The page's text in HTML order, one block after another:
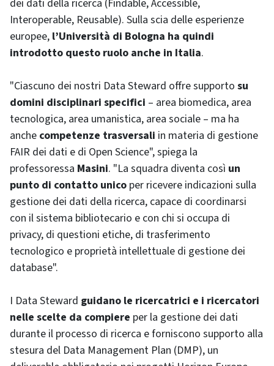
dei dati della ricerca (Findable, Accessible,
Interoperable, Reusable). Sulla scia delle esperienze
europee, l’Università di Bologna ha quindi
introdotto questo ruolo anche in Italia.
"Ciascuno dei nostri Data Steward offre supporto su
domini disciplinari specifici – area biomedica, area
tecnologica, area umanistica, area sociale – ma ha
anche competenze trasversali in materia di gestione
FAIR dei dati e di Open Science", spiega la
professoressa Masini. "La squadra diventa così un
punto di contatto unico per ricevere indicazioni sulla
gestione dei dati della ricerca, capace di coordinarsi
con il sistema bibliotecario e con chi si occupa di
privacy, di questioni etiche, di trasferimento
tecnologico e proprietà intellettuale di gestione dei
database".
I Data Steward guidano le ricercatrici e i ricercatori
nelle scelte da compiere per la gestione dei dati
durante il processo di ricerca e forniscono supporto alla
stesura del Data Management Plan (DMP), un